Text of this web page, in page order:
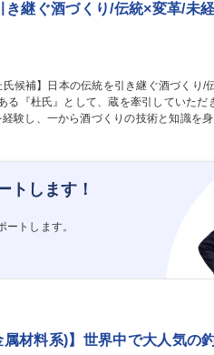
き継ぐ酒づくり/伝統×変革/未
一から酒づくりの技術と知識を身につけます
造業務一連■各銘柄に合わせた酒質・ア
人物。伝統を守るだけでなく、新しい着
形にした酒づくりにも挑戦可能 募集職種 【宮崎/杜
/未経験第二新卒◎
トします！
トします。
材料系)】世界中で大人気の